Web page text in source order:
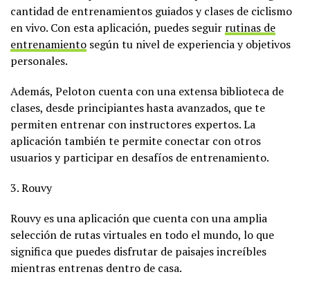
cantidad de entrenamientos guiados y clases de ciclismo
en vivo. Con esta aplicación, puedes seguir rutinas de
entrenamiento según tu nivel de experiencia y objetivos
personales.
Además, Peloton cuenta con una extensa biblioteca de
clases, desde principiantes hasta avanzados, que te
permiten entrenar con instructores expertos. La
aplicación también te permite conectar con otros
usuarios y participar en desafíos de entrenamiento.
3. Rouvy
Rouvy es una aplicación que cuenta con una amplia
selección de rutas virtuales en todo el mundo, lo que
significa que puedes disfrutar de paisajes increíbles
mientras entrenas dentro de casa.